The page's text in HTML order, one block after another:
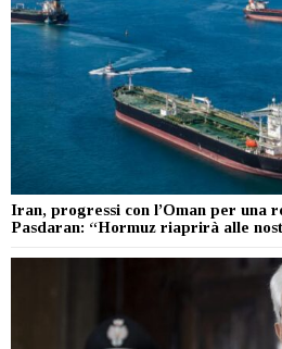
Iran, progressi con l’Oman per una
Pasdaran: “Hormuz riaprirà alle